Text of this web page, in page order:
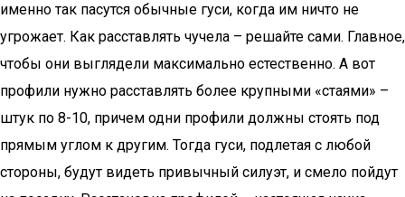
именно так пасутся обычные гуси, когда им ничто не
угрожает. Как расставлять чучела – решайте сами. Главное,
чтобы они выглядели максимально естественно. А вот
профили нужно расставлять более крупными «стаями» –
штук по 8-10, причем одни профили должны стоять под
прямым углом к другим. Тогда гуси, подлетая с любой
стороны, будут видеть привычный силуэт, и смело пойдут